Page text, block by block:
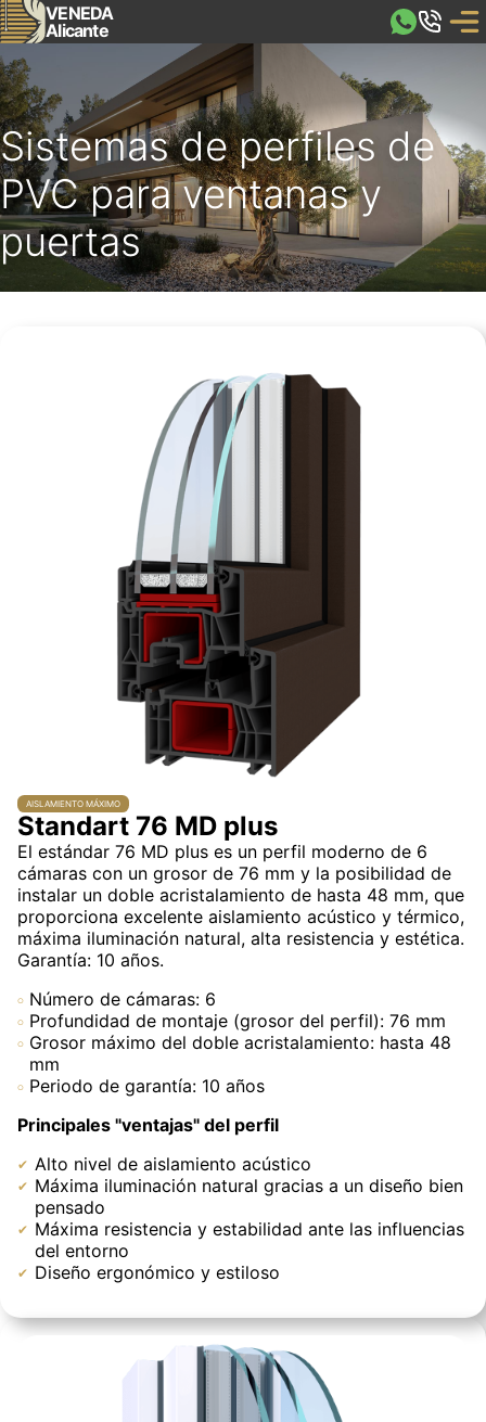
VENEDA
Alicante
Sistemas de perfiles de
PVC para ventanas y
puertas
AISLAMIENTO MÁXIMO
Standart 76 MD plus
El estándar 76 MD plus es un perfil moderno de 6
cámaras con un grosor de 76 mm y la posibilidad de
instalar un doble acristalamiento de hasta 48 mm, que
proporciona excelente aislamiento acústico y térmico,
máxima iluminación natural, alta resistencia y estética.
Garantía: 10 años.
Número de cámaras: 6
Profundidad de montaje (grosor del perfil): 76 mm
Grosor máximo del doble acristalamiento: hasta 48
mm
Periodo de garantía: 10 años
Principales "ventajas" del perfil
Alto nivel de aislamiento acústico
Máxima iluminación natural gracias a un diseño bien
pensado
Máxima resistencia y estabilidad ante las influencias
del entorno
Diseño ergonómico y estiloso